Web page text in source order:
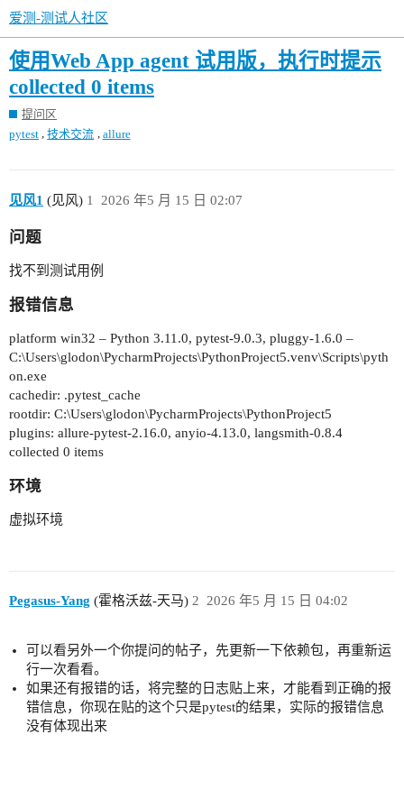
爱测-测试人社区
使用Web App agent 试用版，执行时提示
collected 0 items
提问区
pytest ,技术交流 , allure
见风1 (见风) 2026 年5 月 15 日 02:07
1
问题
找不到测试用例
报错信息
platform win32 – Python 3.11.0, pytest-9.0.3, pluggy-1.6.0 –
C:\Users\glodon\PycharmProjects\PythonProject5.venv\Scripts\pyth
on.exe
cachedir: .pytest_cache
rootdir: C:\Users\glodon\PycharmProjects\PythonProject5
plugins: allure-pytest-2.16.0, anyio-4.13.0, langsmith-0.8.4
collected 0 items
环境
虚拟环境
Pegasus-Yang (霍格沃兹-天马) 2026 年5 月 15 日 04:02
2
可以看另外一个你提问的帖子，先更新一下依赖包，再重新运
行一次看看。
如果还有报错的话，将完整的日志贴上来，才能看到正确的报
错信息，你现在贴的这个只是pytest的结果，实际的报错信息
没有体现出来